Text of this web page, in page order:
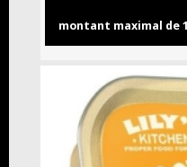
montant maximal de